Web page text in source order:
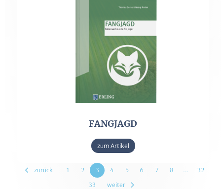
FANGJAGD
zum Artikel
zurück 1 2 3 4 5 6 7 8 …
32
33
weiter